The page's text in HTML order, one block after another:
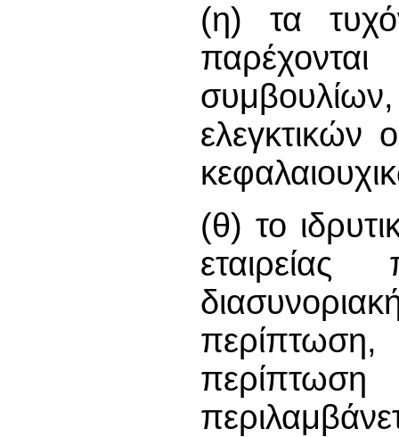
(η) τα
(θ) το